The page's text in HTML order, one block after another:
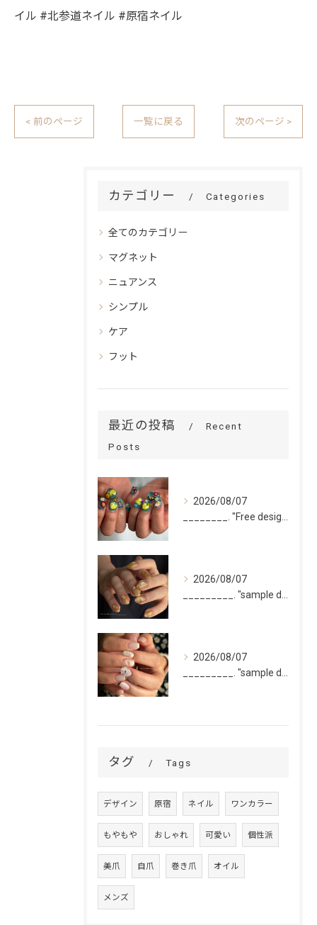
イル #北参道ネイル #原宿ネイル
< 前のページ 一覧に戻る 次のページ >
カテゴリー Categories
全てのカテゴリー
マグネット
ニュアンス
シンプル
ケア
フット
最近の投稿
Recent
Posts
2026/08/07
2026/08/07
2026/08/07
タグ Tags
デザイン 原宿 ネイル ワンカラー
もやもや おしゃれ 可愛い 個性派
美爪 自爪 巻き爪 オイル
メンズ